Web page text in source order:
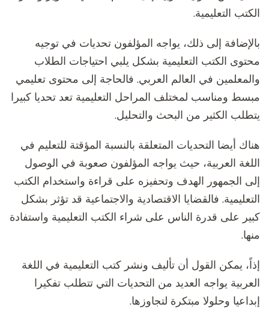
الكتب التعليمية.
بالإضافة إلى ذلك، يواجه المؤلفون تحديات في توجيه
محتوى الكتب التعليمية بشكل يلبي احتياجات الطلاب
والمعلمين في العالم العربي. فالحاجة إلى محتوى تعليمي
مبسط ومناسب لمختلف المراحل التعليمية تعد تحديا كبيرا
يتطلب الكثير من البحث والتحليل.
هناك أيضا التحديات المتعلقة بالنسبة المؤقتة للتعليم في
اللغة العربية، حيث يواجه المؤلفون صعوبة في الوصول
إلى الجمهور الهدف وتحفيزه على قراءة واستخدام الكتب
التعليمية. فالقضايا الاقتصادية والاجتماعية قد تؤثر بشكل
كبير على قدرة الناس على شراء الكتب التعليمية واستفادة
منها.
إذاً، يمكن القول أن تأليف ونشر كتب التعليمية في اللغة
العربية يواجه العديد من التحديات التي تتطلب تفكيرا
إبداعيا وحلولا مبتكرة لتجاوزها.